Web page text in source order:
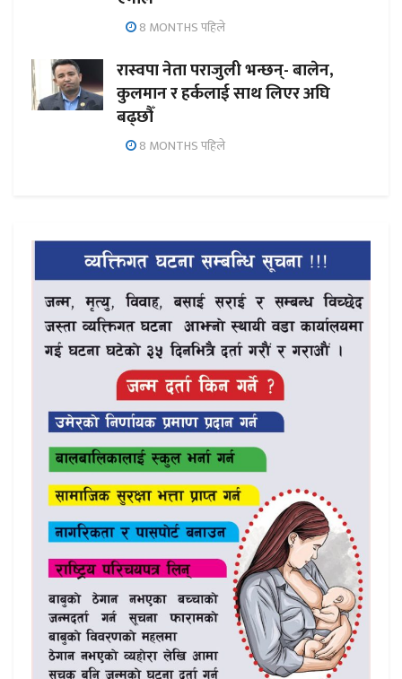
8 MONTHS पहिले
रास्वपा नेता पराजुली भन्छन्- बालेन,
कुलमान र हर्कलाई साथ लिएर अघि
बढ्छौँ
8 MONTHS पहिले